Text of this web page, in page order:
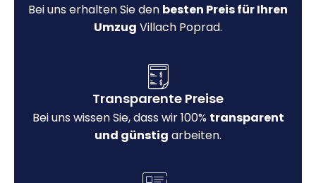
Bei uns erhalten Sie den besten Preis für Ihren
Umzug Villach Poprad.
Transparente Preise
Bei uns wissen Sie, dass wir 100% transparent
und günstig arbeiten.